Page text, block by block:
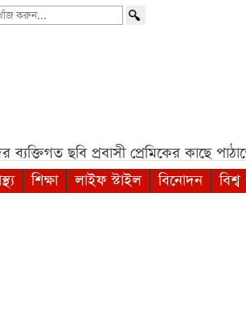
ছবি প্রবাসী প্রেমিকের কাছে
শিক্ষা লাইফ স্টাইল বিনোদন বিশ্ব